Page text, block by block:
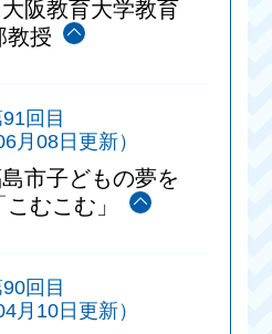
阪教育大学教育
教授
回目
月08日更新）
市子どもの夢を
むこむ」
回目
月10日更新）